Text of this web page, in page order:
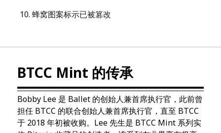
10. 蜂窝图案标示已被篡改
BTCC Mint 的传承
Bobby Lee 是 Ballet 的创始人兼首席执行官，此前曾
担任 BTCC 的联合创始人兼首席执行官，直至 BTCC
于 2018 年初被收购。Lee 先生是 BTCC Mint 系列实